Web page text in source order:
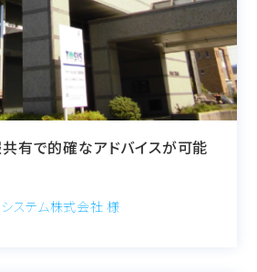
有で的確なアドバイスが可能
ステム株式会社 様